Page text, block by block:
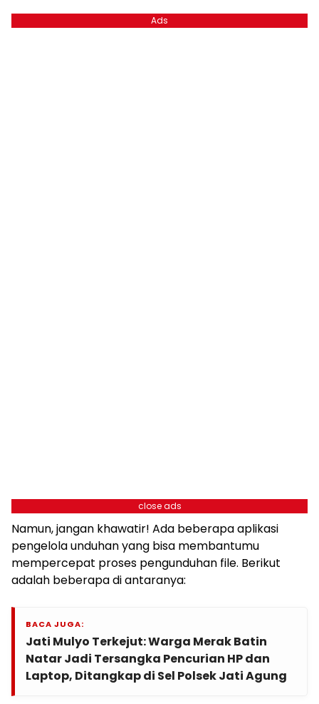
Ads
close ads
Namun, jangan khawatir! Ada beberapa aplikasi
pengelola unduhan yang bisa membantumu
mempercepat proses pengunduhan file. Berikut
adalah beberapa di antaranya:
BACA JUGA:
Jati Mulyo Terkejut: Warga Merak Batin
Natar Jadi Tersangka Pencurian HP dan
Laptop, Ditangkap di Sel Polsek Jati Agung